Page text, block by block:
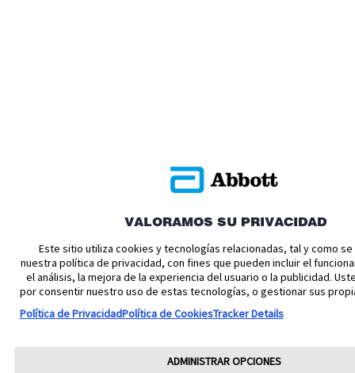
VALORAMOS SU PRIVACIDAD
Este sitio utiliza cookies y tecnologías relacionadas, tal y como
nuestra política de privacidad, con fines que pueden incluir el
el análisis, la mejora de la experiencia del usuario o la publicidad.
por consentir nuestro uso de estas tecnologías, o gestionar sus
Política de PrivacidadPolítica de CookiesTracker Details
ADMINISTRAR OPCIONES